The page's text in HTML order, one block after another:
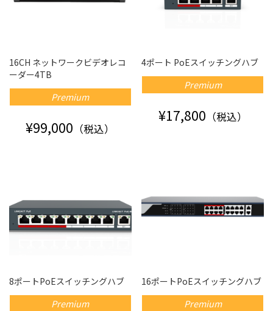
16CH ネットワークビデオレコ
ーダー4TB
Premium
¥99,000 （税込）
4ポート PoEスイッチングハブ
Premium
¥17,800 （税込）
8ポートPoEスイッチングハブ
Premium
16ポートPoEスイッチングハブ
Premium